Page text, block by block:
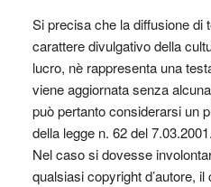
Si precisa che la diffusione di
carattere divulgativo della
lucro, nè rappresenta una
viene aggiornata senza
può pertanto considerarsi un
della legge n. 62 del 7.03.2001.
Nel caso si dovesse
qualsiasi copyright d’autore,